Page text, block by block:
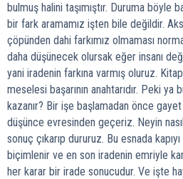
bulmuş halini taşımıştır. Duruma böyle
bir fark aramamız işten bile değildir.
çöpünden dahi farkımız olmaması
daha düşünecek olursak eğer insanı
yani iradenin farkına varmış oluruz.
meselesi başarının anahtarıdır. Peki ya
kazanır? Bir işe başlamadan önce
düşünce evresinden geçeriz. Neyin
sonuç çıkarıp dururuz. Bu esnada
biçimlenir ve en son iradenin emriyle
her karar bir irade sonucudur. Ve işte